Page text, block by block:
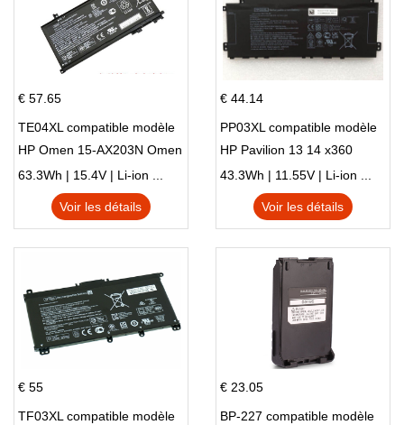
€ 57.65
TE04XL compatible modèle
HP Omen 15-AX203N Omen
15 Series Pavilion 15 Series
63.3Wh | 15.4V | Li-ion ...
Voir les détails
€ 44.14
PP03XL compatible modèle
HP Pavilion 13 14 x360
L83388-AC1 L83388-421
HSTNN-LB8S M01118-421
M01144-005 13-BB 14-DV
43.3Wh | 11.55V | Li-ion ...
Voir les détails
€ 55
TF03XL compatible modèle
€ 23.05
BP-227 compatible modèle